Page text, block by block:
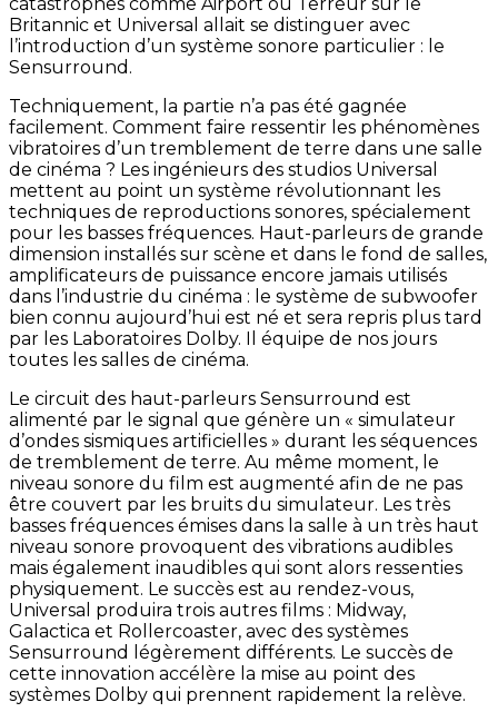
catastrophes comme Airport ou Terreur sur le
Britannic et Universal allait se distinguer avec
l’introduction d’un système sonore particulier : le
Sensurround.
Techniquement, la partie n’a pas été gagnée
facilement. Comment faire ressentir les phénomènes
vibratoires d’un tremblement de terre dans une salle
de cinéma ? Les ingénieurs des studios Universal
mettent au point un système révolutionnant les
techniques de reproductions sonores, spécialement
pour les basses fréquences. Haut-parleurs de grande
dimension installés sur scène et dans le fond de salles,
amplificateurs de puissance encore jamais utilisés
dans l’industrie du cinéma : le système de subwoofer
bien connu aujourd’hui est né et sera repris plus tard
par les Laboratoires Dolby. Il équipe de nos jours
toutes les salles de cinéma.
Le circuit des haut-parleurs Sensurround est
alimenté par le signal que génère un « simulateur
d’ondes sismiques artificielles » durant les séquences
de tremblement de terre. Au même moment, le
niveau sonore du film est augmenté afin de ne pas
être couvert par les bruits du simulateur. Les très
basses fréquences émises dans la salle à un très haut
niveau sonore provoquent des vibrations audibles
mais également inaudibles qui sont alors ressenties
physiquement. Le succès est au rendez-vous,
Universal produira trois autres films : Midway,
Galactica et Rollercoaster, avec des systèmes
Sensurround légèrement différents. Le succès de
cette innovation accélère la mise au point des
systèmes Dolby qui prennent rapidement la relève.